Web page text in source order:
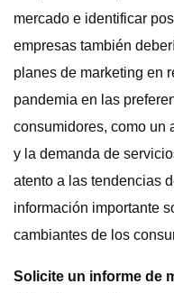
mercado e identificar
empresas también
planes de marketing en
pandemia en las
consumidores, como un
y la demanda de
atento a las tendencias
información importante
cambiantes de los
Solicite un informe de